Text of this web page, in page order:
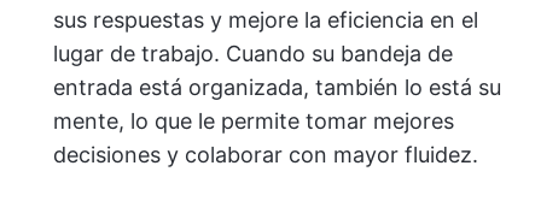
sus respuestas y mejore la eficiencia en el
lugar de trabajo. Cuando su bandeja de
entrada está organizada, también lo está su
mente, lo que le permite tomar mejores
decisiones y colaborar con mayor fluidez.